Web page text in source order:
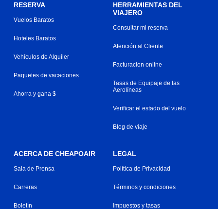
RESERVA
Vuelos Baratos
Hoteles Baratos
Vehículos de Alquiler
Paquetes de vacaciones
Ahorra y gana $
HERRAMIENTAS DEL
VIAJERO
Consultar mi reserva
Atención al Cliente
Facturacion online
Tasas de Equipaje de las
Aerolíneas
Verificar el estado del vuelo
Blog de viaje
ACERCA DE CHEAPOAIR
Sala de Prensa
Carreras
Boletín
LEGAL
Política de Privacidad
Términos y condiciones
Impuestos y tasas